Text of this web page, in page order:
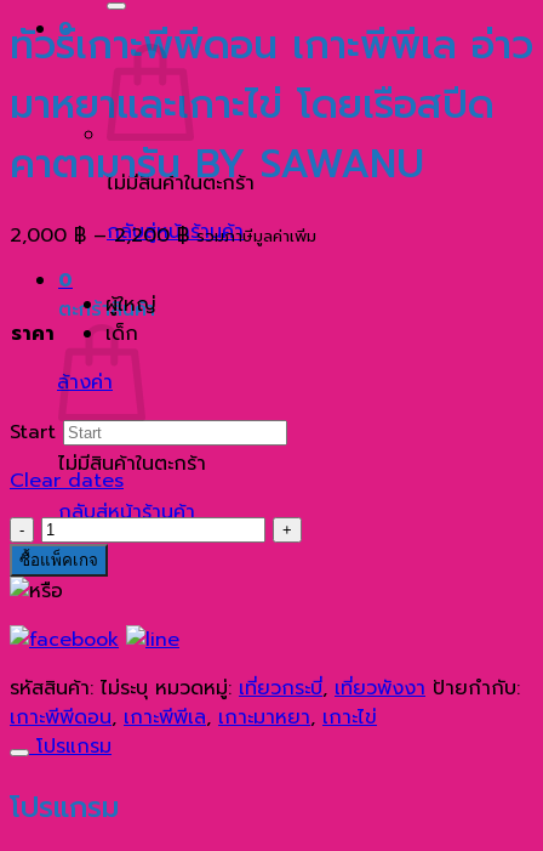
0
ไม่มีสินค้าในตะกร้า
กลับสู่หน้าร้านค้า
0
ตะกร้าสินค้า
ไม่มีสินค้าในตะกร้า
กลับสู่หน้าร้านค้า
ทัวร์เกาะพีพีดอน เกาะพีพีเล อ่าว
มาหยาและเกาะไข่ โดยเรือสปีด
คาตามารัน BY SAWANU
2,000 ฿ – 2,200฿Price
รวมภาษีมูลค่าเพิ่ม
ราคา
ผู้ใหญ่
เด็ก
ล้างค่า
Start
Clear dates
จำนวน
ทัวร์
เกาะ
พี
ดอน
เกาะ
พี
พีเล
มา
ซื้อแพ็คเกจ
รหัสสินค้า: ไม่ระบุ หมวดหมู่: เที่ยวกระบี่, เที่ยวพังงา ป้ายกำกับ:
เกาะพีพีดอน, เกาะพีพีเล, เกาะมาหยา, เกาะไข่
โปรแกรม
โปรแกรม